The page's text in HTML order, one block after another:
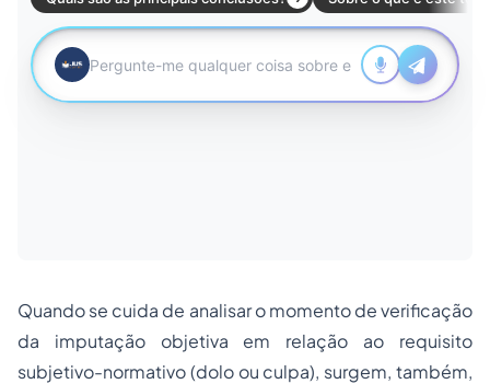
Quando se cuida de analisar o momento de verificação
da imputação objetiva em relação ao requisito
subjetivo-normativo (dolo ou culpa), surgem, também,